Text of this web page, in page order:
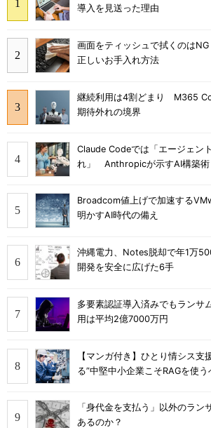
導入を見送った理由
画面をティッシュで拭くのは
正しいお手入れ方法
継続利用は4割どまり M365
期待外れの境界
Claude Codeでは「エージェン
れ」 Anthropicが示すAI構築術
Broadcom値上げで加速する
明かすAI時代の備え
沖縄電力、Notes脱却で年1万
開発を安全に広げた6手
多要素認証導入済みでもラン
用は平均2億7000万円
【マンガ付き】ひとり情シス支
る”中堅中小企業こそRAGを使う
「身代金を支払う」以外のラン
あるのか？